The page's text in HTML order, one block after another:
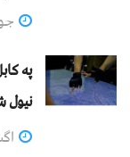
جون
په